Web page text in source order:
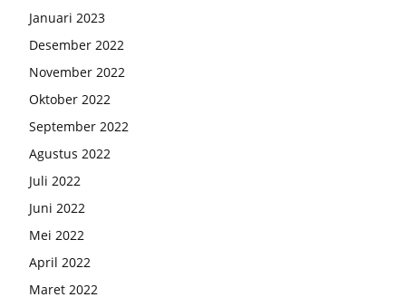
Januari 2023
Desember 2022
November 2022
Oktober 2022
September 2022
Agustus 2022
Juli 2022
Juni 2022
Mei 2022
April 2022
Maret 2022